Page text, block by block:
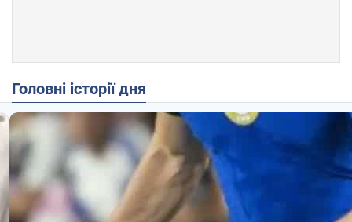
Головні історії дня